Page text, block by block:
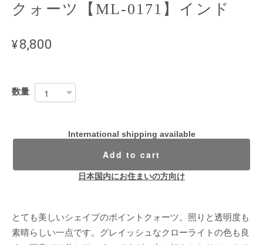
クォーツ【ML-0171】インド
¥8,800
数量
International shipping available
Add to cart
日本国内にお住まいの方向け
とても美しいシェイプのポイントクォーツ。照りと透明度も
素晴らしい一点です。グレイッシュなクローライトの色も良